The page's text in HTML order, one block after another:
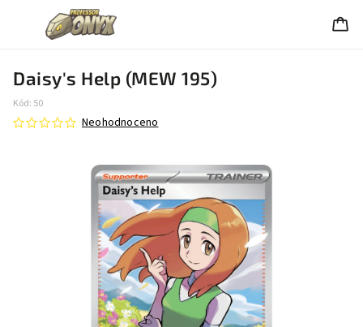
Daisy's Help (MEW 195)
Kód: 50
Neohodnoceno